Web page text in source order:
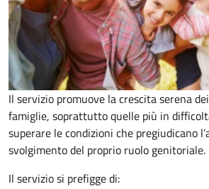
Il servizio promuove la crescita serena
famiglie, soprattutto quelle più in
superare le condizioni che pregiudicano
svolgimento del proprio ruolo genitoriale.
Il servizio si prefigge di: